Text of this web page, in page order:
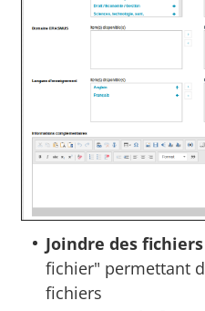
Joindre des fichiers
fichier" permettant
fichiers